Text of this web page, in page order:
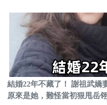
結婚22年不藏了！ 謝祖武嬌
原來是她，難怪當初狠甩岳